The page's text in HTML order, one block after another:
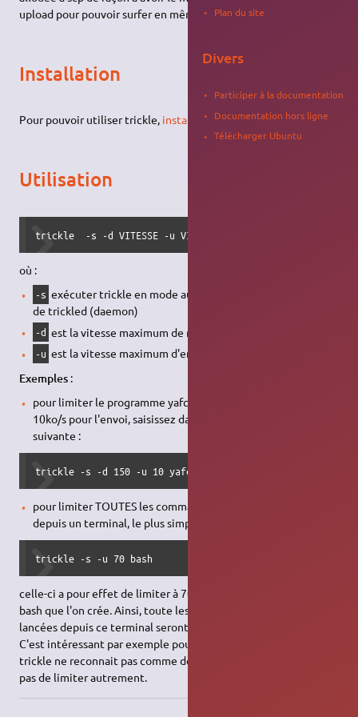
upload pour pouvoir surfer en même temps.
Installation
Pour pouvoir utiliser trickle, installez le paquet trickle.
Utilisation
trickle  -s -d VITESSE -u VITESSE PROGRAMME
où :
-s exécuter trickle en mode autonome, indépendamment
de trickled (daemon)
-d est la vitesse maximum de réception autorisée en ko/s
-u est la vitesse maximum d'envoi autorisée en ko/s
Exemples :
pour limiter le programme yafc à 150ko/s en réception et à
10ko/s pour l'envoi, saisissez dans un
suivante :
trickle -s -d 150 -u 10 yafc
pour limiter TOUTES les commandes que vous lancerez
depuis un terminal, le plus simple est de lancer la commande
trickle -s -u 70 bash
celle-ci a pour effet de limiter à 70Ko/s la nouvelle session de
bash que l'on crée. Ainsi, toute les commandes ultérieures
lancées depuis ce terminal seront ainsi limitées en upload.
C'est intéressant par exemple pour lancer des scripts que
trickle ne reconnait pas comme des programmes et ne permet
pas de limiter autrement.
Plan du site
Divers
Participer à la documentation
Documentation hors ligne
Télécharger Ubuntu